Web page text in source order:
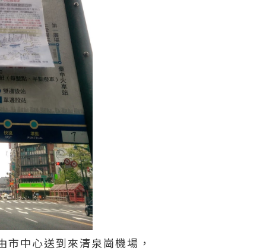
市中心送到來清泉崗機場，